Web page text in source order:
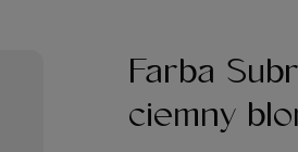
Farba
ciemny